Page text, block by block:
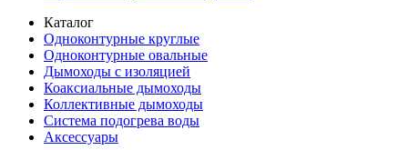
Каталог
Одноконтурные круглые
Одноконтурные овальные
Дымоходы с изоляцией
Коаксиальные дымоходы
Коллективные дымоходы
Система подогрева воды
Аксессуары